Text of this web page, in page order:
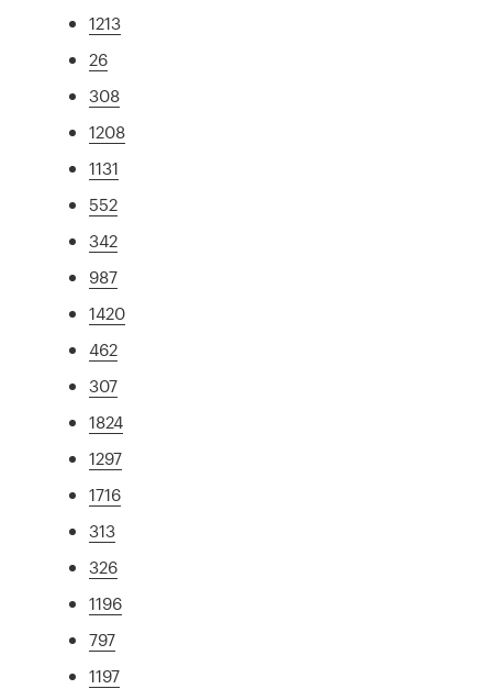
1213
26
308
1208
1131
552
342
987
1420
462
307
1824
1297
1716
313
326
1196
797
1197